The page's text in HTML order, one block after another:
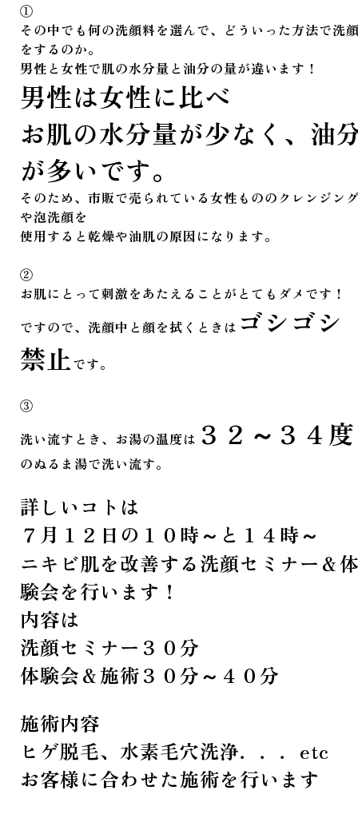
①
その中でも何の洗顔料を選んで、どういった方法で洗
をするのか。
男性と女性で肌の水分量と油分の量が違います！
男性は女性に比べ
お肌の水分量が少なく、油
が多いです。
そのため、市販で売られている女性もののクレンジン
や泡洗顔を
使用すると乾燥や油肌の原因になります。
②
お肌にとって刺激をあたえることがとてもダメです！
ですので、洗顔中と顔を拭くときは ゴシゴシ
禁止 です。
③
洗い流すとき、お湯の温度は ３２～３４度
のぬるま湯で洗い流す。
詳しいコトは
７月１２日の１０時～と１４時～
ニキビ肌を改善する洗顔セミナー＆
験会を行います！
内容は
洗顔セミナー３０分
体験会＆施術３０分～４０分
施術内容
ヒゲ脱毛、水素毛穴洗浄．．．etc
お客様に合わせた施術を行います